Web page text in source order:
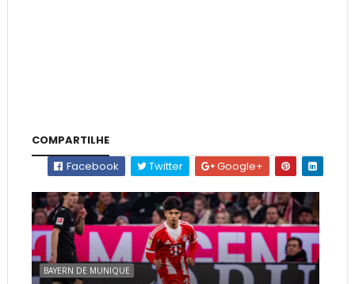
COMPARTILHE
Facebook
Twitter Google+
BAYERN DE MUNIQUE